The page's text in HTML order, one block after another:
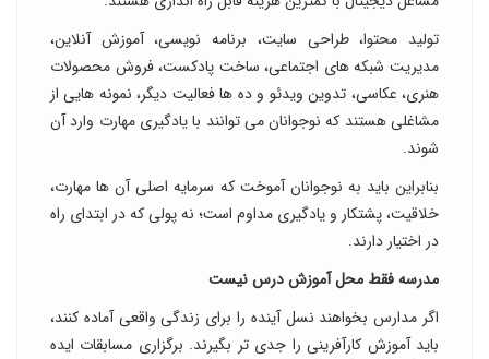
تولید محتوا، طراحی سایت، برنامه نویسی، آموزش آنلاین،
مدیریت شبکه های اجتماعی، ساخت پادکست، فروش محصولات
هنری، عکاسی، تدوین ویدئو و ده ها فعالیت دیگر، نمونه هایی از
مشاغلی هستند که نوجوانان می توانند با یادگیری مهارت وارد آن
شوند.
بنابراین باید به نوجوانان آموخت که سرمایه اصلی آن ها مهارت،
خلاقیت، پشتکار و یادگیری مداوم است؛ نه پولی که در ابتدای راه
در اختیار دارند.
مدرسه فقط محل آموزش درس نیست
اگر مدارس بخواهند نسل آینده را برای زندگی واقعی آماده کنند،
باید آموزش کارآفرینی را جدی تر بگیرند. برگزاری مسابقات ایده